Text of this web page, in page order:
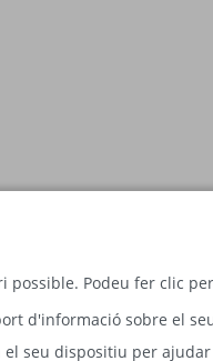
Podeu fer clic
d'informació sobre el
seu dispositiu per